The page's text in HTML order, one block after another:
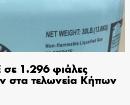
1.296 φιάλες
τελωνεία Κήπων